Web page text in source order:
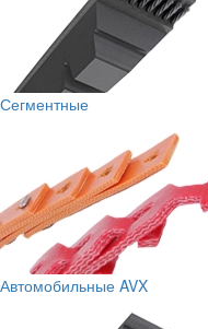
Сегментные
Автомобильные AVX